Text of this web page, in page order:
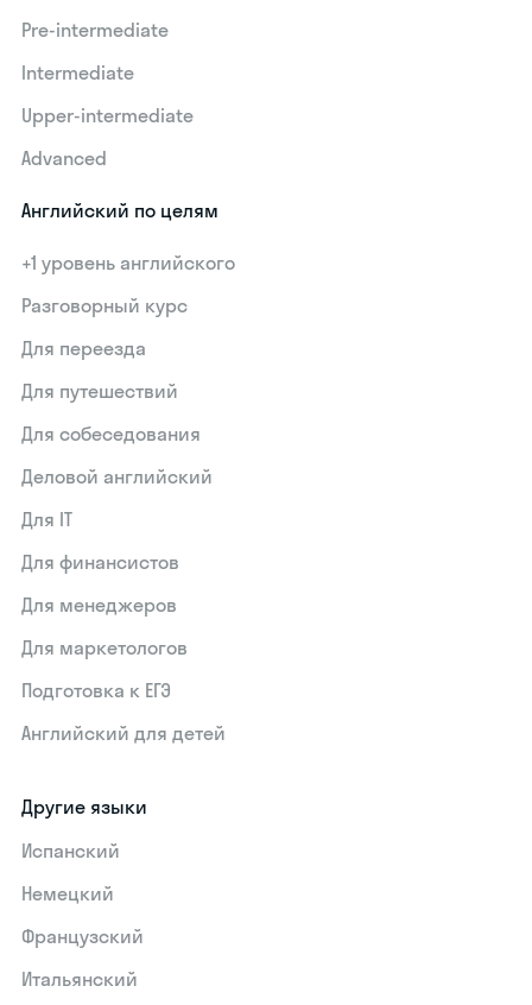
Pre-intermediate
Intermediate
Upper-intermediate
Advanced
Английский по целям
+1 уровень английского
Разговорный курс
Для переезда
Для путешествий
Для собеседования
Деловой английский
Для IT
Для финансистов
Для менеджеров
Для маркетологов
Подготовка к ЕГЭ
Английский для детей
Другие языки
Испанский
Немецкий
Французский
Итальянский